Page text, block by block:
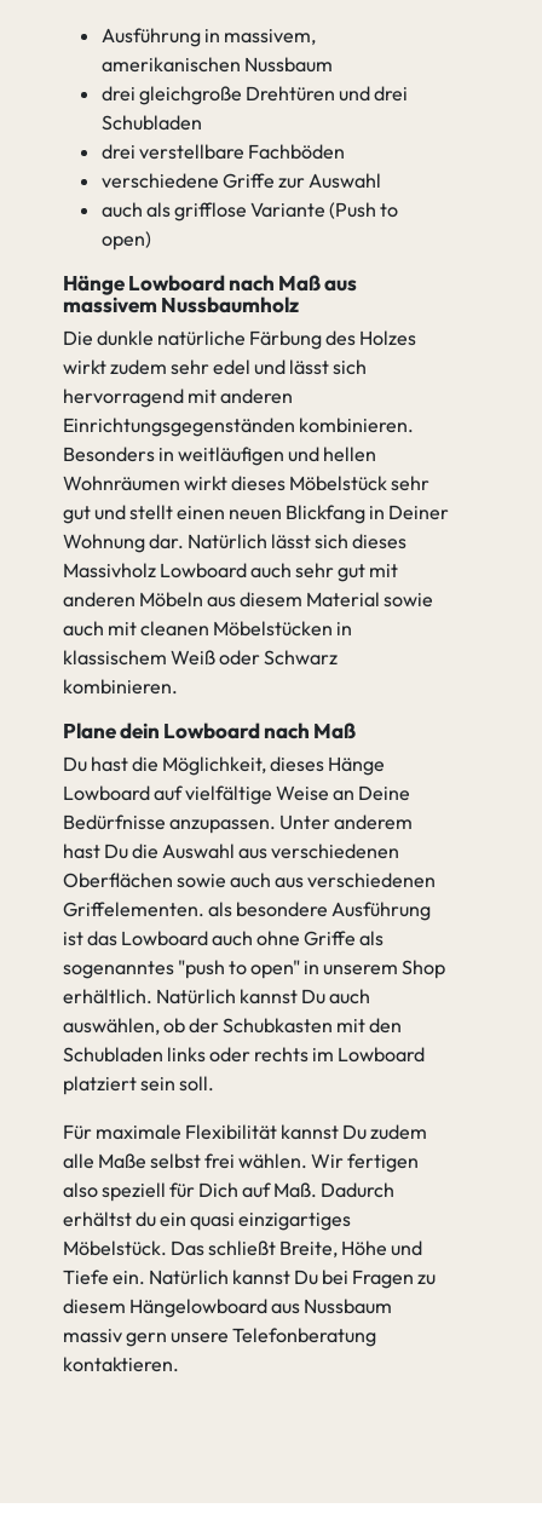
Ausführung in massivem,
amerikanischen Nussbaum
drei gleichgroße Drehtüren und drei
Schubladen
drei verstellbare Fachböden
verschiedene Griffe zur Auswahl
auch als grifflose Variante (Push to
open)
Hänge Lowboard nach Maß aus
massivem Nussbaumholz
Die dunkle natürliche Färbung des Holzes
wirkt zudem sehr edel und lässt sich
hervorragend mit anderen
Einrichtungsgegenständen kombinieren.
Besonders in weitläufigen und hellen
Wohnräumen wirkt dieses Möbelstück sehr
gut und stellt einen neuen Blickfang in Deiner
Wohnung dar. Natürlich lässt sich dieses
Massivholz Lowboard auch sehr gut mit
anderen Möbeln aus diesem Material sowie
auch mit cleanen Möbelstücken in
klassischem Weiß oder Schwarz
kombinieren.
Plane dein Lowboard nach Maß
Du hast die Möglichkeit, dieses Hänge
Lowboard auf vielfältige Weise an Deine
Bedürfnisse anzupassen. Unter anderem
hast Du die Auswahl aus verschiedenen
Oberflächen sowie auch aus verschiedenen
Griffelementen. als besondere Ausführung
ist das Lowboard auch ohne Griffe als
sogenanntes "push to open" in unserem Shop
erhältlich. Natürlich kannst Du auch
auswählen, ob der Schubkasten mit den
Schubladen links oder rechts im Lowboard
platziert sein soll.
Für maximale Flexibilität kannst Du zudem
alle Maße selbst frei wählen. Wir fertigen
also speziell für Dich auf Maß. Dadurch
erhältst du ein quasi einzigartiges
Möbelstück. Das schließt Breite, Höhe und
Tiefe ein. Natürlich kannst Du bei Fragen zu
diesem Hängelowboard aus Nussbaum
massiv gern unsere Telefonberatung
kontaktieren.